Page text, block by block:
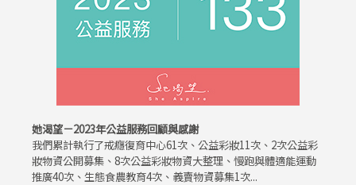
她渴望－2023年公益服務回顧與感謝
我們累計執行了戒癮復育中心61次、公益彩妝11次、2次公益彩
妝物資公開募集、8次公益彩妝物資大整理、慢跑與體適能運動
推廣40次、生態食農教育4次、義賣物資募集1次...